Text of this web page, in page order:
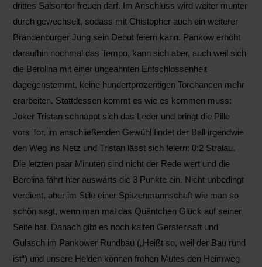
drittes Saisontor freuen darf. Im Anschluss wird weiter munter
durch gewechselt, sodass mit Chistopher auch ein weiterer
Brandenburger Jung sein Debut feiern kann. Pankow erhöht
daraufhin nochmal das Tempo, kann sich aber, auch weil sich
die Berolina mit einer ungeahnten Entschlossenheit
dagegenstemmt, keine hundertprozentigen Torchancen mehr
erarbeiten. Stattdessen kommt es wie es kommen muss:
Joker Tristan schnappt sich das Leder und bringt die Pille
vors Tor, im anschließenden Gewühl findet der Ball irgendwie
den Weg ins Netz und Tristan lässt sich feiern: 0:2 Stralau.
Die letzten paar Minuten sind nicht der Rede wert und die
Berolina fährt hier auswärts die 3 Punkte ein. Nicht unbedingt
verdient, aber im Stile einer Spitzenmannschaft wie man so
schön sagt, wenn man mal das Quäntchen Glück auf seiner
Seite hat. Danach gibt es noch kalten Gerstensaft und
Gulasch im Pankower Rundbau („Heißt so, weil der Bau rund
ist“) und unsere Helden können frohen Mutes den Heimweg